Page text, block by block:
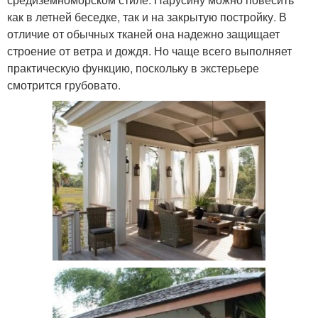
как в летней беседке, так и на закрытую постройку. В
отличие от обычных тканей она надежно защищает
строение от ветра и дождя. Но чаще всего выполняет
практическую функцию, поскольку в экстерьере
смотрится грубовато.